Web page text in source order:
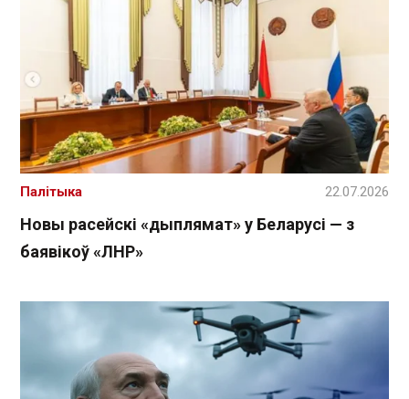
Новы расейскі «дыплямат» у Беларусі — з
баявікоў «ЛНР»
Палітыка 22.07.2026